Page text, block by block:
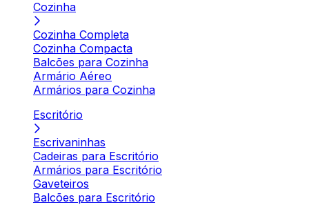
Cozinha
Cozinha Completa
Cozinha Compacta
Balcões para Cozinha
Armário Aéreo
Armários para Cozinha
Escritório
Escrivaninhas
Cadeiras para Escritório
Armários para Escritório
Gaveteiros
Balcões para Escritório